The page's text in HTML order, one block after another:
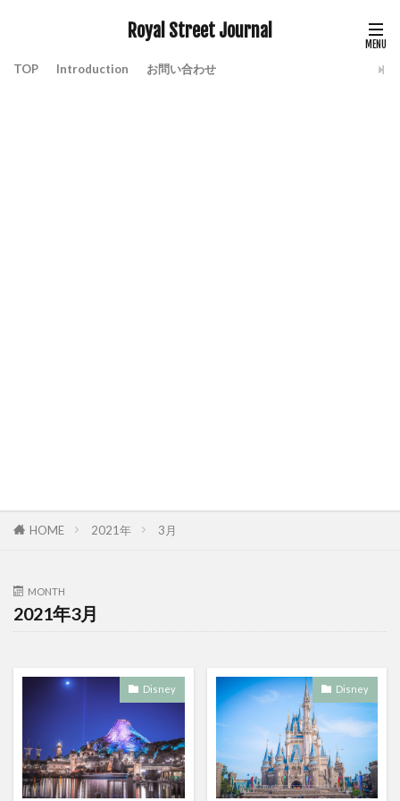
Royal Street Journal
TOP Introduction お問い合わせ
HOME 2021年 3月
MONTH
2021年3月
Disney Disney